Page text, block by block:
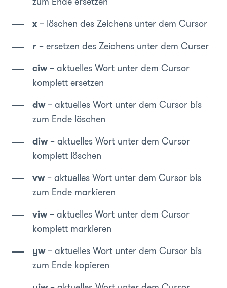
x – löschen des Zeichens unter dem Cursor
r – ersetzen des Zeichens unter dem Curser
ciw– aktuelles Wort unter dem Cursor
komplett ersetzen
dw– aktuelles Wort unter dem Cursor bis
zum Ende löschen
diw– aktuelles Wort unter dem Cursor
komplett löschen
vw– aktuelles Wort unter dem Cursor bis
zum Ende markieren
viw– aktuelles Wort unter dem Cursor
komplett markieren
yw– aktuelles Wort unter dem Cursor bis
zum Ende kopieren